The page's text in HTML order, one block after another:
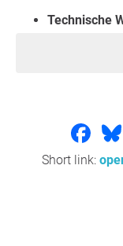
Technische
Die pauschale
auch ältere.
Fahrzeugs
dessen Nutzung
Fahrzeug auf
halten. Mehr
mehr
Short link: